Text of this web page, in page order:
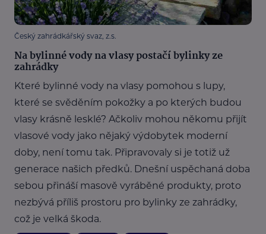
Český zahrádkářský svaz, z.s.
Na bylinné vody na vlasy postačí bylinky ze
zahrádky
Které bylinné vody na vlasy pomohou s lupy,
které se svěděním pokožky a po kterých budou
vlasy krásně lesklé? Ačkoliv mohou někomu přijít
vlasové vody jako nějaký výdobytek moderní
doby, není tomu tak. Připravovaly si je totiž už
generace našich předků. Dnešní uspěchaná doba
sebou přináší masově vyráběné produkty, proto
nezbývá příliš prostoru pro bylinky ze zahrádky,
což je velká škoda.